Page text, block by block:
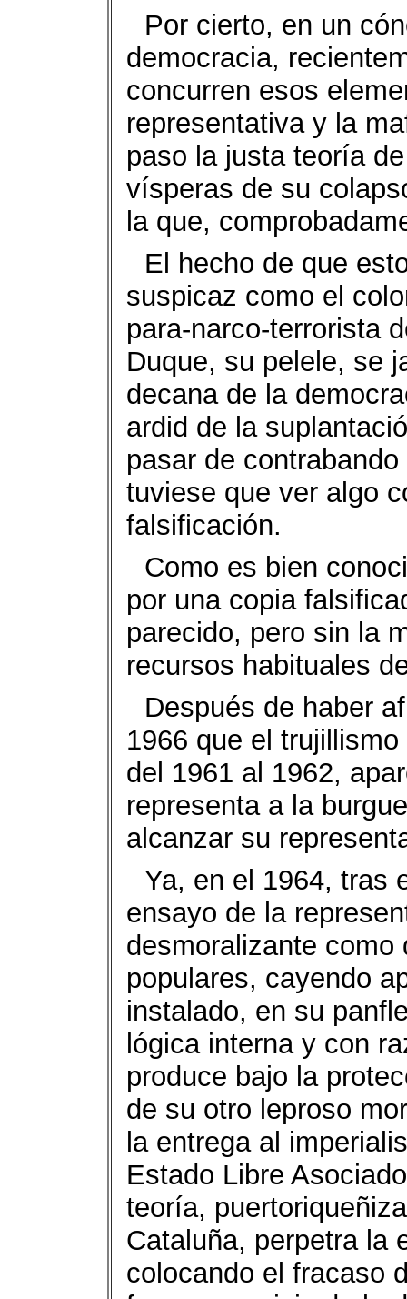
Por cierto, en un
democracia,
concurren esos
representativa y la
paso la justa teoría
vísperas de su
la que,
El hecho de que
suspicaz como el
para-narco-terrorista
Duque, su pelele, se
decana de la
ardid de la
pasar de
tuviese que ver algo
falsificación.
Como es bien
por una copia
parecido, pero sin la
recursos habituales
Después de haber
1966 que el
del 1961 al 1962,
representa a la
alcanzar su
Ya, en el 1964, tras
ensayo de la
desmoralizante
populares, cayendo
instalado, en su
lógica interna y con
produce bajo la
de su otro leproso
la entrega al
Estado Libre
teoría,
Cataluña, perpetra la
colocando el fracaso